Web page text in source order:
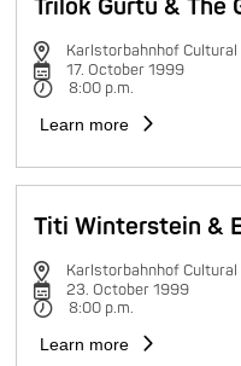
Trilok Gurtu & The
Karlstorbahnhof Cultural
17. October 1999
8:00 p.m.
Learn more
Titi Winterstein &
Karlstorbahnhof Cultural
23. October 1999
8:00 p.m.
Learn more